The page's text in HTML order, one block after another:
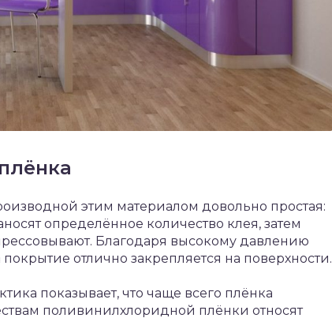
этим материалом довольно простая:
определённое количество клея, затем
Благодаря высокому давлению
отлично закрепляется на поверхности.
показывает, что чаще всего плёнка
поливинилхлоридной плёнки относят